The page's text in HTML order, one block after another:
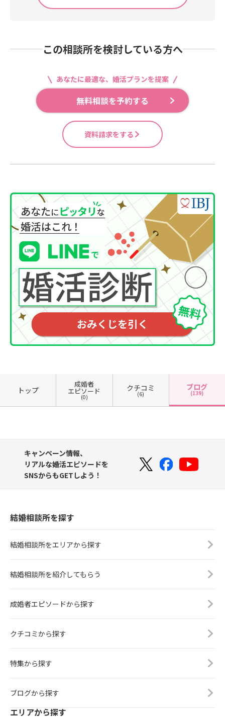
この相談所を検討している方へ
あなたに最適な、婚活プランを提案
無料相談を予約する
資料請求をする
トップ
成婚者
エピソード
(0)
クチコミ
(6)
ブログ
(139)
キャンペーン情報、
リアルな婚活エピソードを
SNSからもGETしよう！
結婚相談所を探す
結婚相談所をエリアから探す
結婚相談所を紹介してもらう
成婚者エピソードから探す
クチコミから探す
特集から探す
ブログから探す
エリアから探す